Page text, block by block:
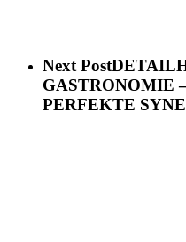
Next Post
GASTRONOMIE
PERFEKTE